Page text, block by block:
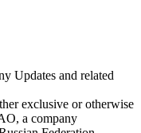
Updates and related
exclusive or otherwise
a company